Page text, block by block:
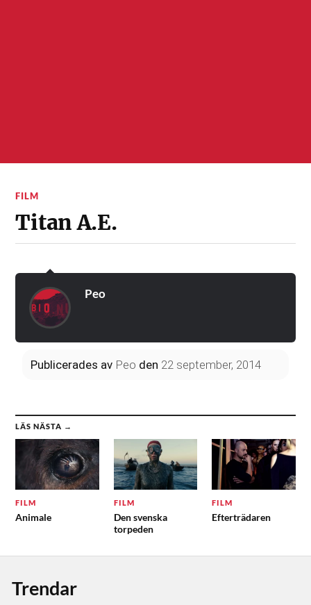
FILM
Titan A.E.
Peo
Publicerades av Peo den 22 september, 2014
LÄS NÄSTA →
FILM
Animale
FILM
Den svenska
torpeden
FILM
Efterträdaren
Trendar